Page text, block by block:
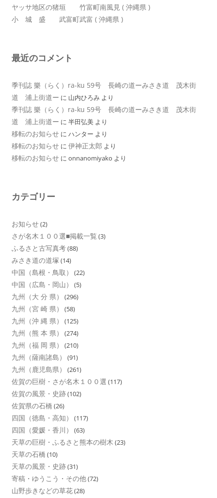
ヤッサ地区の猪垣 竹富町南風見 ( 沖縄県 )
小 城 盛 武富町武富 ( 沖縄県 )
最近のコメント
季刊誌 樂（らく）ra-ku 59号 長崎の道ーみさき道 茂木街
道 浦上街道ー に 山内ひろみ より
季刊誌 樂（らく）ra-ku 59号 長崎の道ーみさき道 茂木街
道 浦上街道ー に 半田弘美 より
移転のお知らせ に ハンター より
移転のお知らせ に 伊神正太郎 より
移転のお知らせ に onnanomiyako より
カテゴリー
お知らせ(2)
さが名木１００選■掲載一覧 (3)
ふるさと古写真考(88)
みさき道の道塚 (14)
中国（島根・鳥取） (22)
中国（広島・岡山） (5)
九州（大 分 県） (296)
九州（宮 崎 県） (58)
九州（沖 縄 県） (125)
九州（熊 本 県） (274)
九州（福 岡 県） (210)
九州（薩南諸島） (91)
九州（鹿児島県） (261)
佐賀の巨樹・さが名木１００選 (117)
佐賀の風景・史跡(102)
佐賀県の石橋 (26)
四国（徳島・高知） (117)
四国（愛媛・香川） (63)
天草の巨樹・ふるさと熊本の樹木 (23)
天草の石橋 (10)
天草の風景・史跡(31)
寄稿・ゆうこう・その他(72)
山野歩きなどの草花(28)